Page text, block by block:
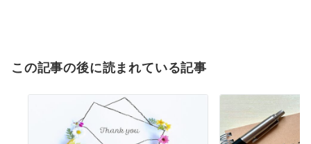
この記事の後に読まれている記事